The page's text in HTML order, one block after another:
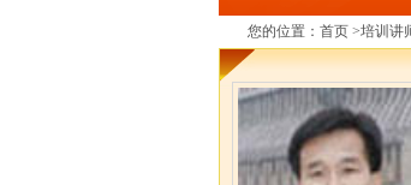
您的位置： 首页 >培训讲